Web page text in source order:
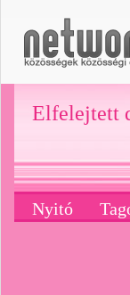
Elfelejtett
Nyitó